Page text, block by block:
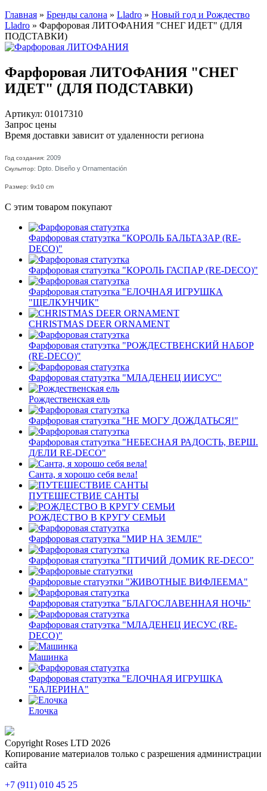
Главная » Бренды салона » Lladro » Новый год и Рождество
Lladro » Фарфоровая ЛИТОФАНИЯ "СНЕГ ИДЕТ" (ДЛЯ
ПОДСТАВКИ)
Фарфоровая ЛИТОФАНИЯ "СНЕГ
ИДЕТ" (ДЛЯ ПОДСТАВКИ)
Артикул: 01017310
Запрос цены
Время доставки зависит от удаленности региона
Год создания: 2009
Скульптор: Dpto. Diseño y Ornamentación
Размер: 9x10 cm
С этим товаром покупают
Фарфоровая статуэтка "КОРОЛЬ БАЛЬТАЗАР (RE-
DECO)"
Фарфоровая статуэтка "КОРОЛЬ ГАСПАР (RE-DECO)"
Фарфоровая статуэтка "ЕЛОЧНАЯ ИГРУШКА
"ЩЕЛКУНЧИК"
CHRISTMAS DEER ORNAMENT
Фарфоровая статуэтка "РОЖДЕСТВЕНСКИЙ НАБОР
(RE-DECO)"
Фарфоровая статуэтка "МЛАДЕНЕЦ ИИСУС"
Рождественская ель
Фарфоровая статуэтка "НЕ МОГУ ДОЖДАТЬСЯ!"
Фарфоровая статуэтка "НЕБЕСНАЯ РАДОСТЬ, ВЕРШ.
Д/ЕЛИ RE-DECO"
Санта, я хорошо себя вела!
ПУТЕШЕСТВИЕ САНТЫ
РОЖДЕСТВО В КРУГУ СЕМЬИ
Фарфоровая статуэтка "МИР НА ЗЕМЛЕ"
Фарфоровая статуэтка "ПТИЧИЙ ДОМИК RE-DECO"
Фарфоровые статуэтки "ЖИВОТНЫЕ ВИФЛЕЕМА"
Фарфоровая статуэтка "БЛАГОСЛАВЕННАЯ НОЧЬ"
Фарфоровая статуэтка "МЛАДЕНЕЦ ИЕСУС (RE-
DECO)"
Машинка
Фарфоровая статуэтка "ЕЛОЧНАЯ ИГРУШКА
"БАЛЕРИНА"
Елочка
Copyright Roses LTD 2026
Копирование материалов только с разрешения администрации
сайта
+7 (911) 010 45 25